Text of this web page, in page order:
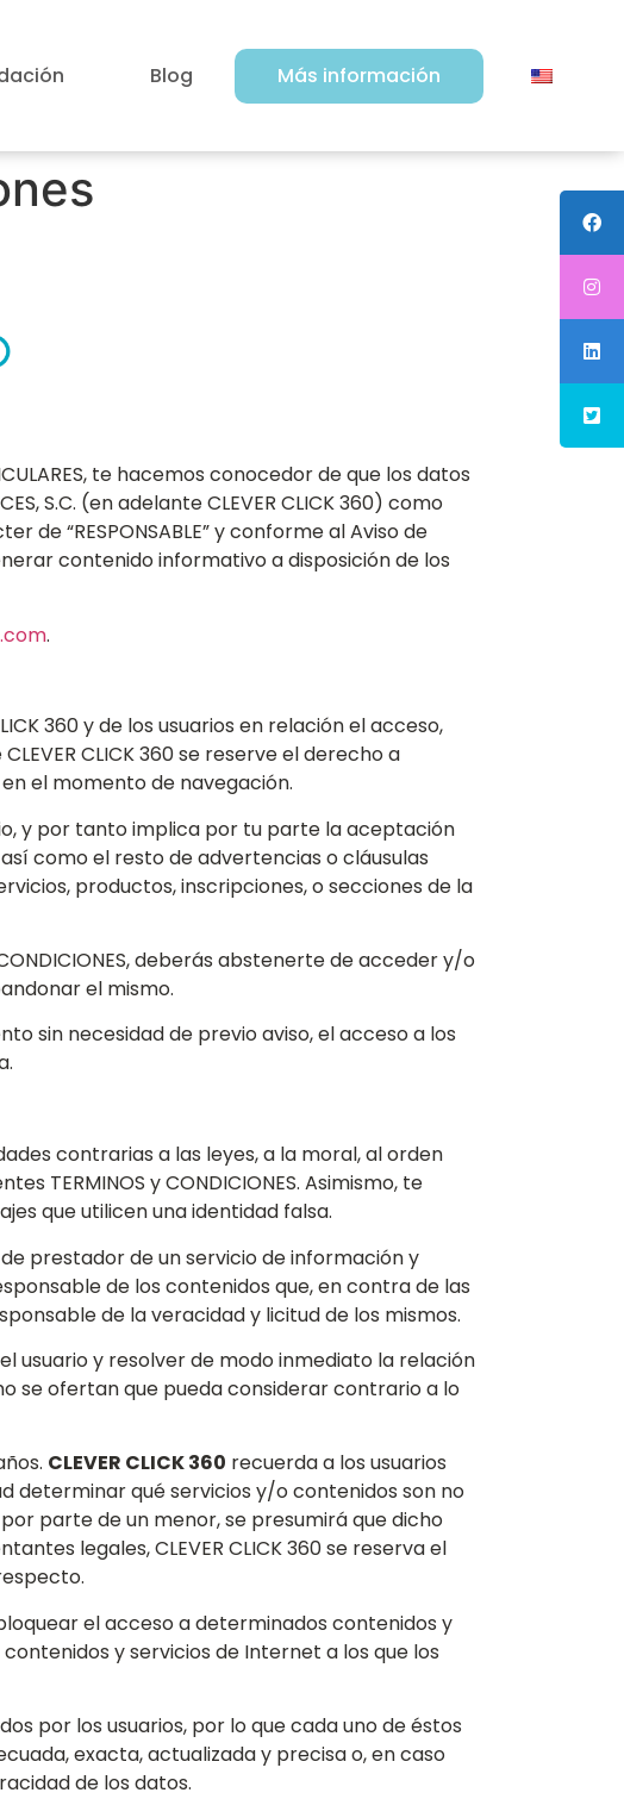
Blog Más información
te hacemos conocedor de que los datos
S.C. (en adelante CLEVER CLICK 360) como
de “RESPONSABLE” y conforme al Aviso de
contenido informativo a disposición de los
.
360 y de los usuarios en relación el acceso,
CLICK 360 se reserve el derecho a
el momento de navegación.
y por tanto implica por tu parte la aceptación
así como el resto de advertencias o cláusulas
productos, inscripciones, o secciones de la
deberás abstenerte de acceder y/o
el mismo.
sin necesidad de previo aviso, el acceso a los
contrarias a las leyes, a la moral, al orden
TERMINOS y CONDICIONES. Asimismo, te
que utilicen una identidad falsa.
prestador de un servicio de información y
de los contenidos que, en contra de las
de la veracidad y licitud de los mismos.
usuario y resolver de modo inmediato la relación
se ofertan que pueda considerar contrario a lo
CLEVER CLICK 360 recuerda a los usuarios
determinar qué servicios y/o contenidos son no
parte de un menor, se presumirá que dicho
legales, CLEVER CLICK 360 se reserva el
el acceso a determinados contenidos y
y servicios de Internet a los que los
por los usuarios, por lo que cada uno de éstos
exacta, actualizada y precisa o, en caso
de los datos.